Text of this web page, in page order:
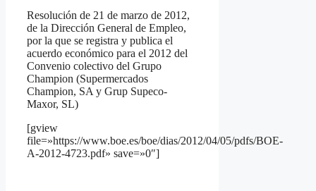
Resolución de 21 de marzo de 2012,
de la Dirección General de Empleo,
por la que se registra y publica el
acuerdo económico para el 2012 del
Convenio colectivo del Grupo
Champion (Supermercados
Champion, SA y Grup Supeco-
Maxor, SL)
[gview
file=»https://www.boe.es/boe/dias/2012/04/05/pdfs/BOE-
A-2012-4723.pdf» save=»0″]